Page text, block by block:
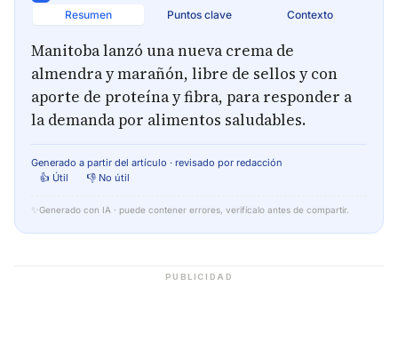
Resumen Puntos clave Contexto
Manitoba lanzó una nueva crema de
almendra y marañón, libre de sellos y con
aporte de proteína y fibra, para responder a
la demanda por alimentos saludables.
Generado a partir del artículo · revisado por redacción
👍 Útil
👎 No útil
✨ Generado con IA · puede contener errores, verifícalo antes de compartir.
PUBLICIDAD